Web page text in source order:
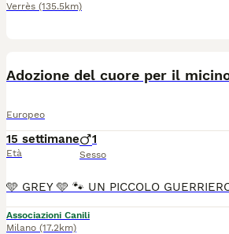
Verrès (135.5km)
Adozione del cuore per il
Europeo
15 settimane
Età
1
Sesso
Associazioni Canili
Milano (17.2km)